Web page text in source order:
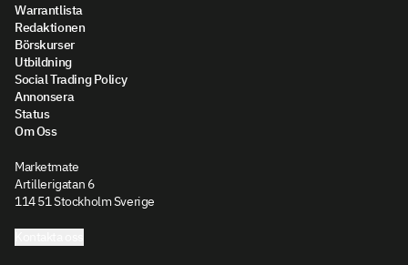
Warrantlista
Redaktionen
Börskurser
Utbildning
Social Trading Policy
Annonsera
Status
Om Oss
Marketmate
Artillerigatan 6
114 51 Stockholm Sverige